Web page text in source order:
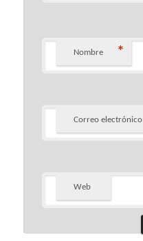
Nombre *
Correo electrónico
Web